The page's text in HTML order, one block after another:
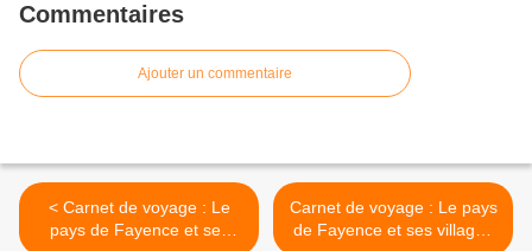
Commentaires
Ajouter un commentaire
< Carnet de voyage : Le
pays de Fayence et ses
Carnet de voyage : Le pays
de Fayence et ses villages